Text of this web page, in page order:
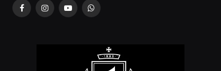
FacebookInstagramYouTubeWhatsApp